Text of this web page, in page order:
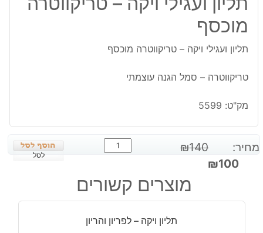
מוכסף
תליון ועגילי ויקה – טריקווטרה מוכסף
טריקווטרה – סמל הגנה עוצמתי
מק"ט: 5599
מחיר: ₪140
המחיר
₪100
המחיר
הנוכחי
הוא:
כמות
של
ועגילי
ויקה
טריקווטרה
לסל
מוצרים קשורים
תליון ויקה – לפריון והריון